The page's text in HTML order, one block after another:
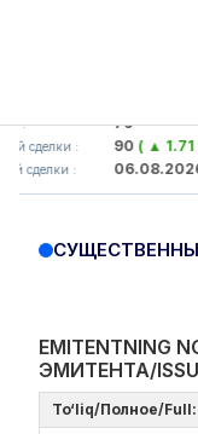
: 79
сделки : 90( ▲ 1.71 )
сделки : 06.08.2026
EMITENTNING
ЭМИТЕНТА/
To‘liq/Полное/Full: